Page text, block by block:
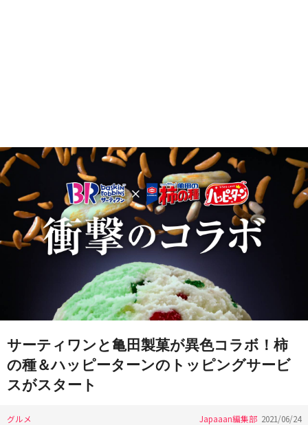
サーティワンと亀田製菓が異色コラボ！柿
の種＆ハッピーターンのトッピングサービ
スがスタート
グルメ Japaaan編集部 2021/06/24